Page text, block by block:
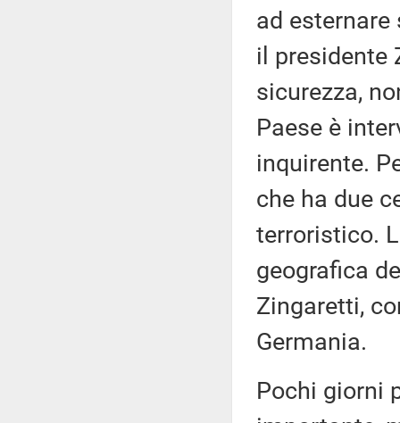
ad
il presidente
sicurezza,
Paese è
inquirente.
che ha due
terroristico.
geografica
Zingaretti,
Germania.
Pochi giorni